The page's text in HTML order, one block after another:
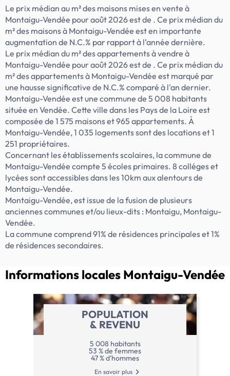
dans un cadre paysager. Prix maîtrisés et
PTZ pour les accédants ; attractivité
locative renforcée pour les investisseurs
grâce à la gare, aux entreprises proches et
aux prestations de qualité.(*) […] Voir le
programme immobilier neuf >>
Le prix médian au m² des maisons mises en vente à
Montaigu-Vendée pour août 2026 est de . Ce prix médian du
m² des maisons à Montaigu-Vendée est en importante
augmentation de N.C.% par rapport à l’année dernière.
Le prix médian du m² des appartements à vendre à
Montaigu-Vendée pour août 2026 est de . Ce prix médian du
m² des appartements à Montaigu-Vendée est marqué par
une hausse significative de N.C.% comparé à l'an dernier.
Montaigu-Vendée est une commune de 5 008 habitants
située en Vendée. Cette ville dans les Pays de la Loire est
composée de 1 575 maisons et 965 appartements. À
Montaigu-Vendée, 1 035 logements sont des locations et 1
251 propriétaires.
Concernant les établissements scolaires, la commune de
Montaigu-Vendée compte 5 écoles primaires. 8 colléges et
lycées sont accessibles dans les 10km aux alentours de
Montaigu-Vendée.
Montaigu-Vendée, est issue de la fusion de plusieurs
anciennes communes et/ou lieux-dits : Montaigu, Montaigu-
Vendée.
La commune comprend 91% de résidences principales et 1%
de résidences secondaires.
Informations locales Montaigu-Vendée
POPULATION
& REVENU
5 008 habitants
53 % de femmes
47 % d'hommes
En savoir plus